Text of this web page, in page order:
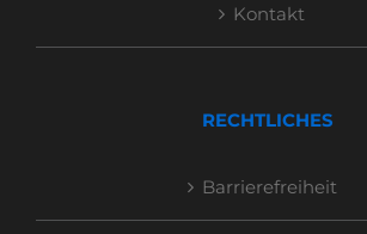
Kontakt
RECHTLICHES
Barrierefreiheit